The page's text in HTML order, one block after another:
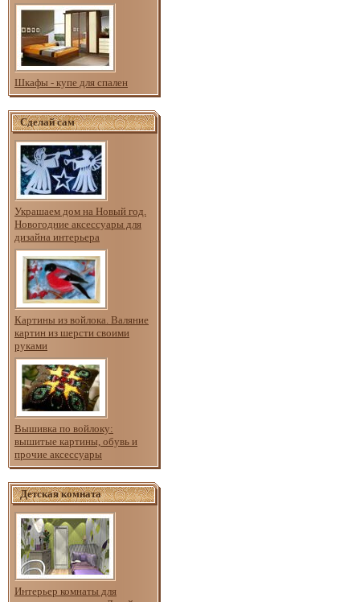
Шкафы - купе для спален
Сделай сам
Украшаем дом на Новый год.
Новогодние аксессуары для
дизайна интерьера
Картины из войлока. Валяние
картин из шерсти своими
руками
Вышивка по войлоку:
вышитые картины, обувь и
прочие аксессуары
Детская комната
Интерьер комнаты для